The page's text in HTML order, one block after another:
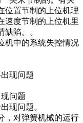
位置节制的上位机理
速度节制的上位机里
陷。。
中的系统失控情况
现问题
问题
现问题。
对弹簧机械的运行